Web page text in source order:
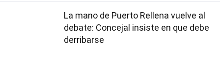
La mano de Puerto Rellena vuelve al
debate: Concejal insiste en que debe
derribarse